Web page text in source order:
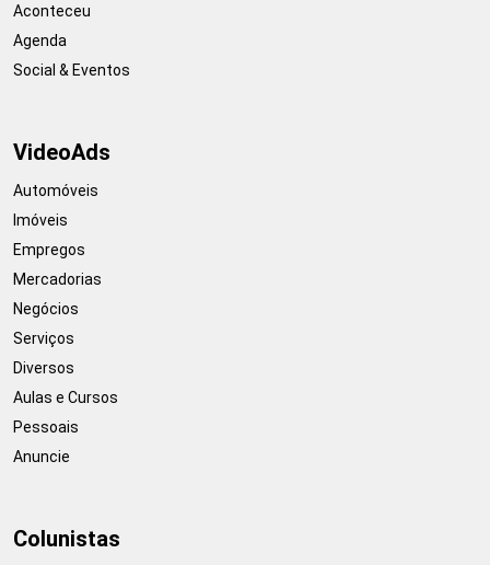
Aconteceu
Agenda
Social & Eventos
VideoAds
Automóveis
Imóveis
Empregos
Mercadorias
Negócios
Serviços
Diversos
Aulas e Cursos
Pessoais
Anuncie
Colunistas